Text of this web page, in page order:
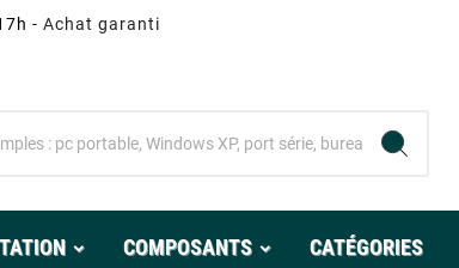
- Achat garanti
COMPOSANTS CATÉGORIES